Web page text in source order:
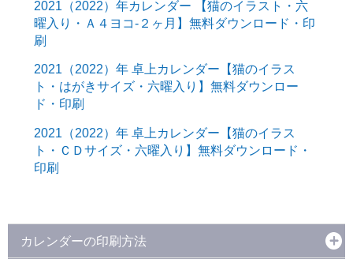
2021（2022）年カレンダー 【猫のイラスト・六
曜入り・Ａ４ヨコ-２ヶ月】無料ダウンロード・印
刷
2021（2022）年 卓上カレンダー【猫のイラス
ト・はがきサイズ・六曜入り】無料ダウンロー
ド・印刷
2021（2022）年 卓上カレンダー【猫のイラス
ト・ＣＤサイズ・六曜入り】無料ダウンロード・
印刷
カレンダーの印刷方法